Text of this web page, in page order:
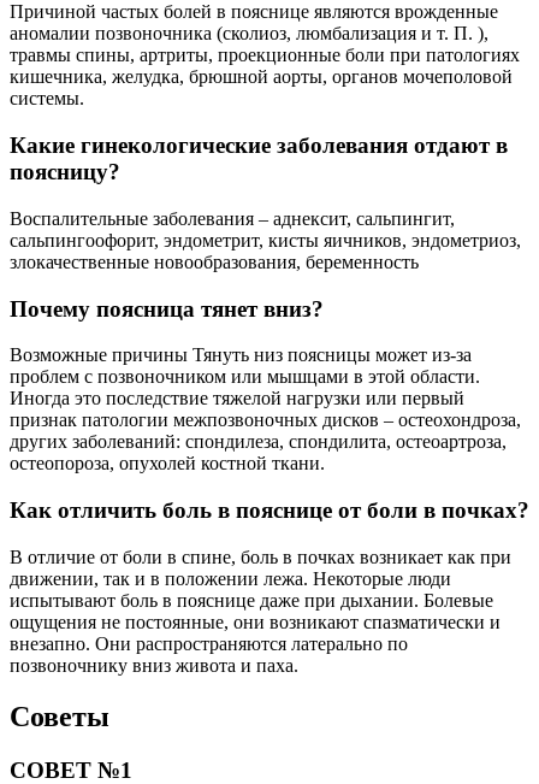
Причиной частых болей в пояснице являются врожденные
аномалии позвоночника (сколиоз, люмбализация и т. П. ),
травмы спины, артриты, проекционные боли при патологиях
кишечника, желудка, брюшной аорты, органов мочеполовой
системы.
Какие гинекологические заболевания отдают в
поясницу?
Воспалительные заболевания – аднексит, сальпингит,
сальпингоофорит, эндометрит, кисты яичников, эндометриоз,
злокачественные новообразования, беременность
Почему поясница тянет вниз?
Возможные причины Тянуть низ поясницы может из-за
проблем с позвоночником или мышцами в этой области.
Иногда это последствие тяжелой нагрузки или первый
признак патологии межпозвоночных дисков – остеохондроза,
других заболеваний: спондилеза, спондилита, остеоартроза,
остеопороза, опухолей костной ткани.
Как отличить боль в пояснице от боли в почках?
В отличие от боли в спине, боль в почках возникает как при
движении, так и в положении лежа. Некоторые люди
испытывают боль в пояснице даже при дыхании. Болевые
ощущения не постоянные, они возникают спазматически и
внезапно. Они распространяются латерально по
позвоночнику вниз живота и паха.
Советы
СОВЕТ №1